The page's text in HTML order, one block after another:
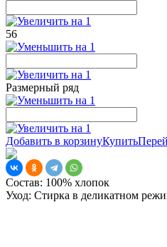
56
Размерный ряд
Добавить в корзинуКупить
Состав: 100% хлопок
Уход: Стирка в деликатном